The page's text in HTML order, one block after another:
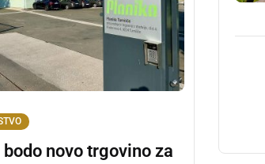
novo trgovino za